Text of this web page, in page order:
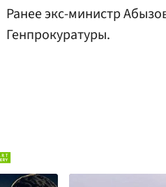
Ранее экс-министр
Генпрокуратуры.